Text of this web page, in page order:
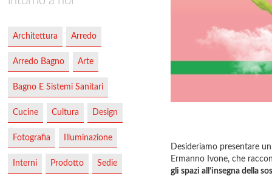
Architettura Arredo
Arredo Bagno Arte
Bagno E Sistemi Sanitari
Cucine Cultura Design
Fotografia Illuminazione
Interni Prodotto Sedie
Desideriamo presentare
Ermanno Ivone, che
gli spazi all’insegna della